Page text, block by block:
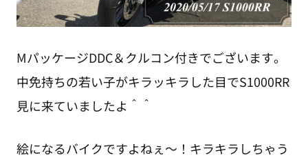
MパッケージDDC＆クルコン付きでございます。
中免持ちの若い子がキラッキラした目でS1000RR
見に来ていましたよ＾＾
絵になるバイクですよねぇ～！キラキラしちゃう